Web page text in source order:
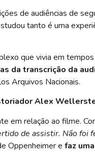
de audiências de
tanto é uma
que vivia em
da transcrição da
Arquivos Nacionais.
Alex
em relação ao filme.
de assistir. Não foi
Oppenheimer e faz